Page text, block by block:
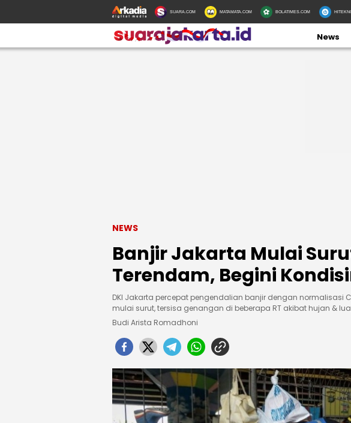
SUARA.COM MATAMATA.COM BOLATIMES.COM
News
NEWS
Banjir Jakarta Mulai
Terendam, Begini
DKI Jakarta percepat pengendalian banjir dengan normalisasi
mulai surut, tersisa genangan di beberapa RT akibat hujan &
Budi Arista Romadhoni